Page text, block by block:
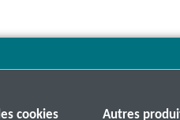
cookies Autres